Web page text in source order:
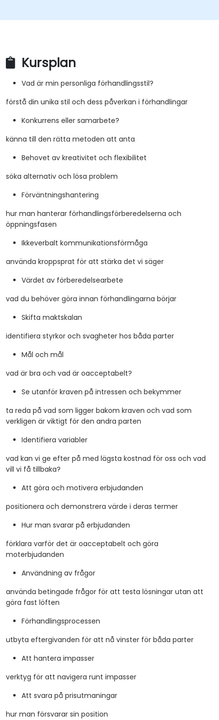
Kursplan
Vad är min personliga förhandlingsstil?
förstå din unika stil och dess påverkan i förhandlingar
Konkurrens eller samarbete?
känna till den rätta metoden att anta
Behovet av kreativitet och flexibilitet
söka alternativ och lösa problem
Förväntningshantering
hur man hanterar förhandlingsförberedelserna och
öppningsfasen
Ikkeverbalt kommunikationsförmåga
använda kroppsprat för att stärka det vi säger
Värdet av förberedelsearbete
vad du behöver göra innan förhandlingarna börjar
Skifta maktskalan
identifiera styrkor och svagheter hos båda parter
Mål och mål
vad är bra och vad är oacceptabelt?
Se utanför kraven på intressen och bekymmer
ta reda på vad som ligger bakom kraven och vad som
verkligen är viktigt för den andra parten
Identifiera variabler
vad kan vi ge efter på med lägsta kostnad för oss och vad
vill vi få tillbaka?
Att göra och motivera erbjudanden
positionera och demonstrera värde i deras termer
Hur man svarar på erbjudanden
förklara varför det är oacceptabelt och göra
moterbjudanden
Användning av frågor
använda betingade frågor för att testa lösningar utan att
göra fast löften
Förhandlingsprocessen
utbyta eftergivanden för att nå vinster för båda parter
Att hantera impasser
verktyg för att navigera runt impasser
Att svara på prisutmaningar
hur man försvarar sin position